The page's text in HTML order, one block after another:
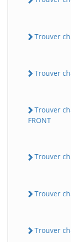
Trouver
Trouver
Trouver
FRONT
Trouver
Trouver
Trouver